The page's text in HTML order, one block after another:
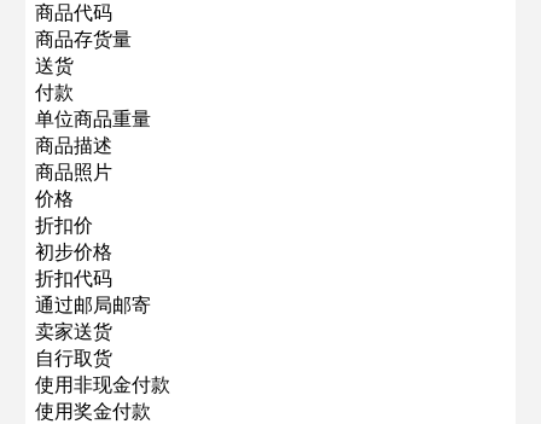
商品代码
商品存货量
送货
付款
单位商品重量
商品描述
商品照片
价格
折扣价
初步价格
折扣代码
通过邮局邮寄
卖家送货
自行取货
使用非现金付款
使用奖金付款